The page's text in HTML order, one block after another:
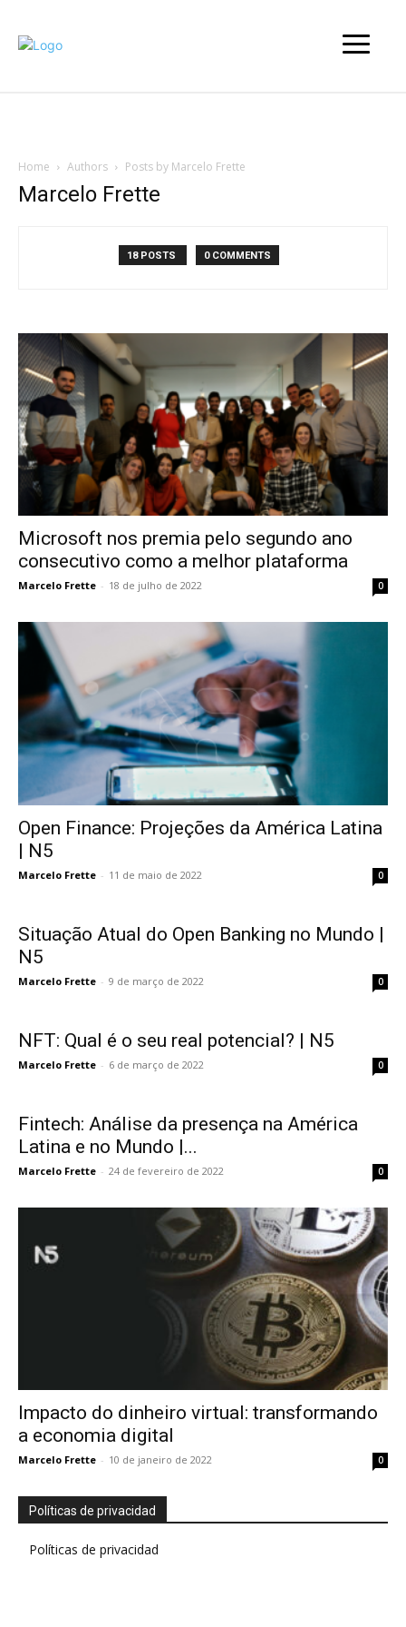
Home Authors Posts by Marcelo Frette
Marcelo Frette
18 POSTS 0 COMMENTS
Microsoft nos premia pelo segundo ano
consecutivo como a melhor plataforma
Marcelo Frette - 18 de julho de 2022 0
Open Finance: Projeções da América Latina
| N5
Marcelo Frette - 11 de maio de 2022 0
Situação Atual do Open Banking no Mundo |
N5
Marcelo Frette - 9 de março de 2022 0
NFT: Qual é o seu real potencial? | N5
Marcelo Frette - 6 de março de 2022 0
Fintech: Análise da presença na América
Latina e no Mundo |...
Marcelo Frette - 24 de fevereiro de 2022 0
Impacto do dinheiro virtual: transformando
a economia digital
Marcelo Frette - 10 de janeiro de 2022 0
Políticas de privacidad
Políticas de privacidad